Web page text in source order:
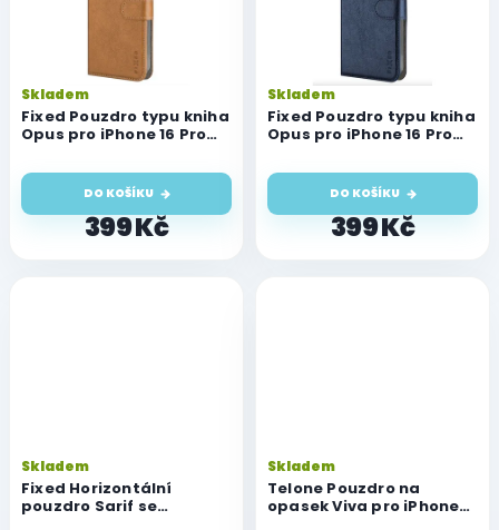
Fixed Pouzdro typu kniha
Opus pro iPhone 16 Pro
Skladem
399 Kč
DO KOŠÍKU
Fixed Pouzdro typu kniha
Opus pro iPhone 16 Pro
Skladem
399 Kč
DO KOŠÍKU
Fixed Horizontální
pouzdro Sarif se
Skladem
Telone Pouzdro na
opasek Viva pro iPhone
Skladem